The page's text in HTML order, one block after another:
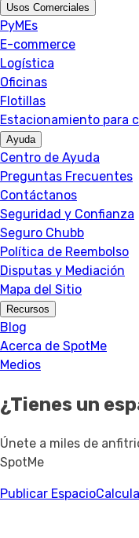
Usos Comerciales
PyMEs
E-commerce
Logística
Oficinas
Flotillas
Estacionamiento para
Ayuda
Centro de Ayuda
Preguntas Frecuentes
Contáctanos
Seguridad y Confianza
Seguro Chubb
Política de Reembolso
Disputas y Mediación
Mapa del Sitio
Recursos
Blog
Acerca de SpotMe
Medios
¿Tienes un
Únete a miles de
SpotMe
Publicar Espacio